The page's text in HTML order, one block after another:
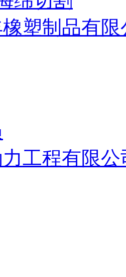
塑制品有限
工程有限公